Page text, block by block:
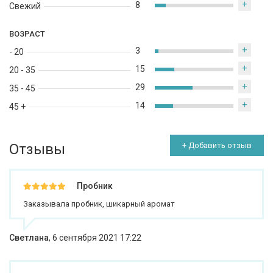
Свежий
8 +
ВОЗРАСТ
- 20
20 - 35
35 - 45
45 +
3 +
15 +
29 +
14 +
Отзывы + Добавить отзыв
Пробник
Заказывала пробник, шикарный аромат
Светлана, 6 сентября 2021 17:22